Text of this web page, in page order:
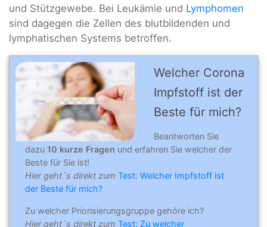
und Stützgewebe. Bei Leukämie und Lymphomen
sind dagegen die Zellen des blutbildenden und
lymphatischen Systems betroffen.
Welcher Corona
Impfstoff ist der
Beste für mich?
Beantworten Sie
dazu 10 kurze Fragen und erfahren Sie welcher der
Beste für Sie ist!
Hier geht´s direkt zum Test: Welcher Impfstoff ist
der Beste für mich?
Zu welcher Priorisierungsgruppe gehöre ich?
Hier geht´s direkt zum Test: Zu welcher